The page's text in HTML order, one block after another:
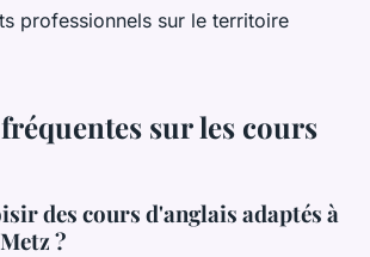
professionnels sur le territoire
sur les cours
des cours d'anglais adaptés à
?